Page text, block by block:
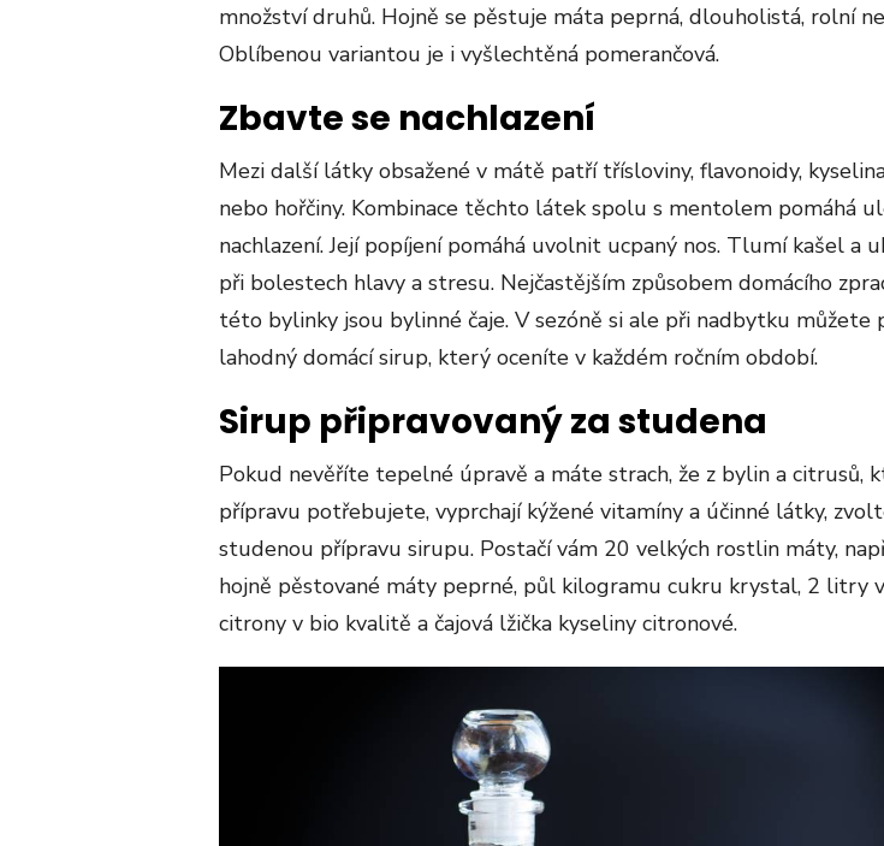
množství druhů. Hojně se pěstuje máta peprná, dlouholistá, rolní
Oblíbenou variantou je i vyšlechtěná pomerančová.
Zbavte se nachlazení
Mezi další látky obsažené v mátě patří třísloviny, flavonoidy,
nebo hořčiny. Kombinace těchto látek spolu s mentolem pomáhá
nachlazení. Její popíjení pomáhá uvolnit ucpaný nos. Tlumí kašel a
při bolestech hlavy a stresu. Nejčastějším způsobem domácího
této bylinky jsou bylinné čaje. V sezóně si ale při nadbytku můžete
lahodný domácí sirup, který oceníte v každém ročním období.
Sirup připravovaný za studena
Pokud nevěříte tepelné úpravě a máte strach, že z bylin a citrusů,
přípravu potřebujete, vyprchají kýžené vitamíny a účinné látky,
studenou přípravu sirupu. Postačí vám 20 velkých rostlin máty,
hojně pěstované máty peprné, půl kilogramu cukru krystal, 2 litry
citrony v bio kvalitě a čajová lžička kyseliny citronové.